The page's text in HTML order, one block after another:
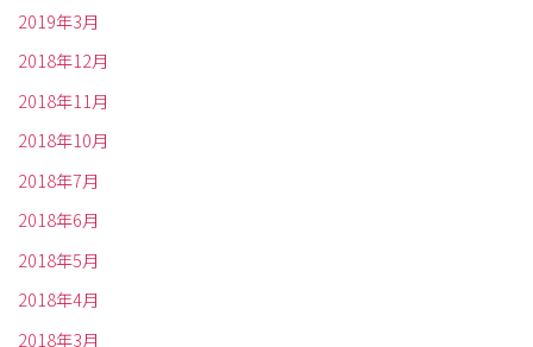
2019年3月
2018年12月
2018年11月
2018年10月
2018年7月
2018年6月
2018年5月
2018年4月
2018年3月